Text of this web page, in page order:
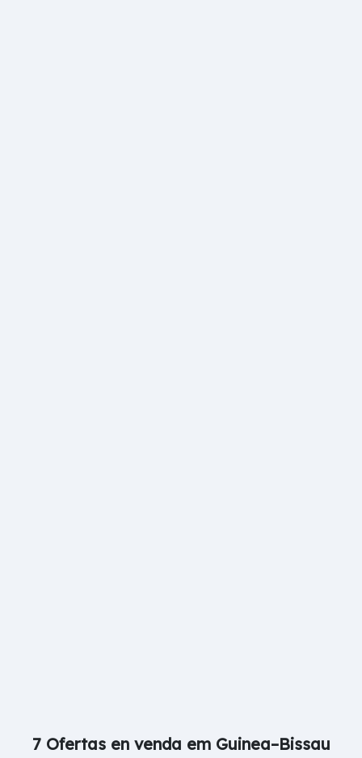
7 Ofertas en venda em Guinea–Bissau